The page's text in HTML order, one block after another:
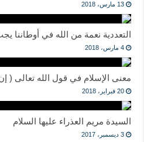
13 مارس، 2018
التعددية نعمة من الله في أوطاننا
4 مارس، 2018
معنى الإسلام في قول الله تعالى ( إن
20 فبراير، 2018
السيدة مريم العذراء عليها السلام
3 ديسمبر، 2017